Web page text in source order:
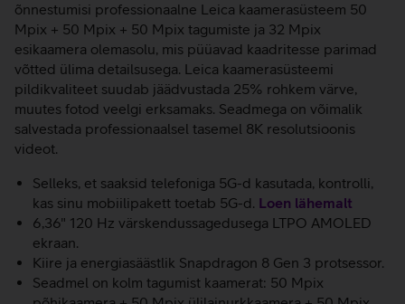
õnnestumisi professionaalne Leica kaamerasüsteem 50
Mpix + 50 Mpix + 50 Mpix tagumiste ja 32 Mpix
esikaamera olemasolu, mis püüavad kaadritesse parimad
võtted ülima detailsusega. Leica kaamerasüsteemi
pildikvaliteet suudab jäädvustada 25% rohkem värve,
muutes fotod veelgi erksamaks. Seadmega on võimalik
salvestada professionaalsel tasemel 8K resolutsioonis
videot.
Selleks, et saaksid telefoniga 5G-d kasutada, kontrolli,
kas sinu mobiilipakett toetab 5G-d. Loen lähemalt
6,36" 120 Hz värskendussagedusega LTPO AMOLED
ekraan.
Kiire ja energiasäästlik Snapdragon 8 Gen 3 protsessor.
Seadmel on kolm tagumist kaamerat: 50 Mpix